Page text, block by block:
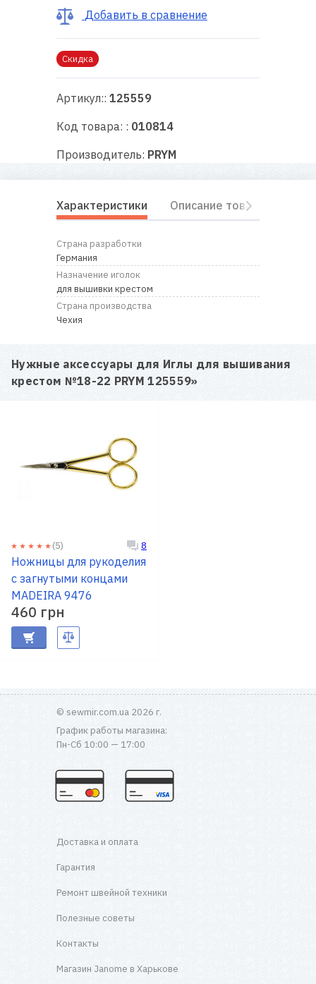
нас
Добавить в сравнение
Скидка
Артикул:: 125559
Код товара: : 010814
Производитель: PRYM
Характеристики Описание товара
Страна разработки
Германия
Назначение иголок
для вышивки крестом
Страна производства
Чехия
Нужные аксессуары для Иглы для вышивания
крестом №18-22 PRYM 125559»
(5) 8
Ножницы для рукоделия
c загнутыми концами
MADEIRA 9476
460 грн
© sewmir.com.ua 2026 г.
График работы магазина:
Пн-Сб 10:00 — 17:00
Доставка и оплата
Гарантия
Ремонт швейной техники
Полезные советы
Контакты
Магазин Janome в Харькове